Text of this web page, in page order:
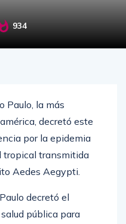
934
Paulo, la más
decretó este
por la epidemia
tropical transmitida
Aedes Aegypti.
decretó el
pública para